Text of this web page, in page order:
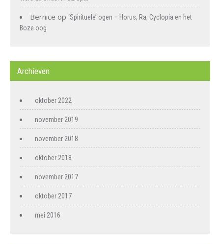
Bernice op ‘Spirituele’ ogen – Horus, Ra, Cyclopia en het
Boze oog
Archieven
oktober 2022
november 2019
november 2018
oktober 2018
november 2017
oktober 2017
mei 2016